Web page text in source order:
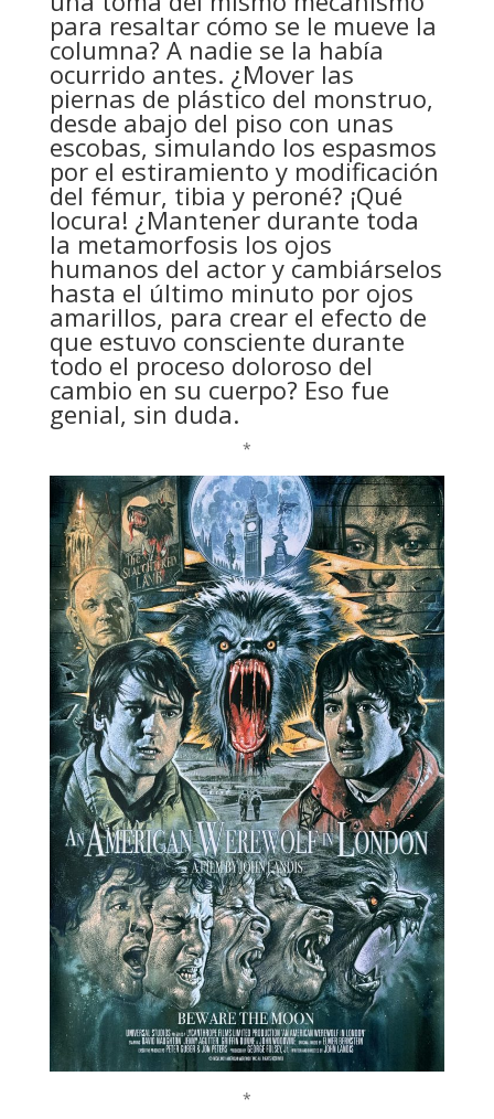
para resaltar cómo se le mueve la
columna? A nadie se la había
ocurrido antes. ¿Mover las
piernas de plástico del monstruo,
desde abajo del piso con unas
escobas, simulando los espasmos
por el estiramiento y modificación
del fémur, tibia y peroné? ¡Qué
locura! ¿Mantener durante toda
la metamorfosis los ojos
humanos del actor y cambiárselos
hasta el último minuto por ojos
amarillos, para crear el efecto de
que estuvo consciente durante
todo el proceso doloroso del
cambio en su cuerpo? Eso fue
genial, sin duda.
*
*